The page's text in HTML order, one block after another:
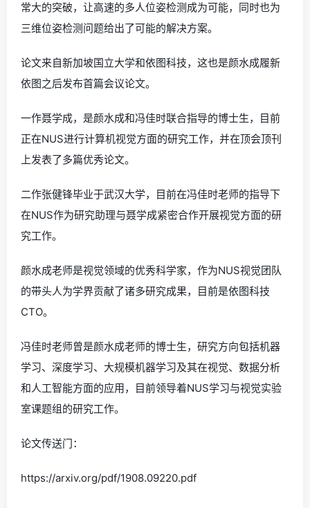
常大的突破，让高速的多人位姿检测成为可能，同时也为
三维位姿检测问题给出了可能的解决方案。
论文来自新加坡国立大学和依图科技，这也是颜水成履新
依图之后发布首篇会议论文。
一作聂学成，是颜水成和冯佳时联合指导的博士生，目前
正在NUS进行计算机视觉方面的研究工作，并在顶会顶刊
上发表了多篇优秀论文。
二作张健锋毕业于武汉大学，目前在冯佳时老师的指导下
在NUS作为研究助理与聂学成紧密合作开展视觉方面的研
究工作。
颜水成老师是视觉领域的优秀科学家，作为NUS视觉团队
的带头人为学界贡献了诸多研究成果，目前是依图科技
CTO。
冯佳时老师曾是颜水成老师的博士生，研究方向包括机器
学习、深度学习、大规模机器学习及其在视觉、数据分析
和人工智能方面的应用，目前领导着NUS学习与视觉实验
室课题组的研究工作。
论文传送门：
https://arxiv.org/pdf/1908.09220.pdf